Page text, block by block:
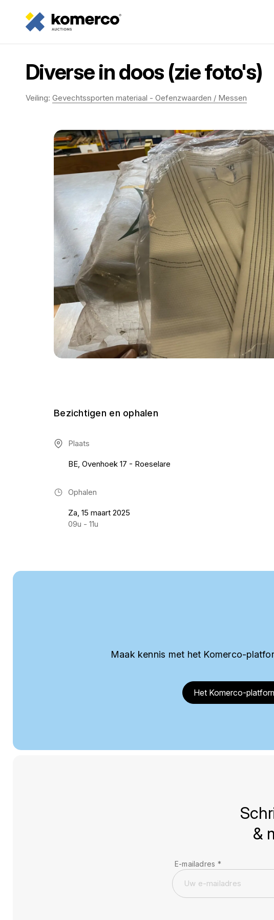
Diverse in doos (zie foto's)
Veiling: Gevechtssporten materiaal - Oefenzwaarden / Messen
Bezichtigen en ophalen
Plaats
BE, Ovenhoek 17 - Roeselare
Ophalen
Za, 15 maart 2025
09u - 11u
Maak kennis met het Komerco-
Het Komerco-
&
E-mailadres *